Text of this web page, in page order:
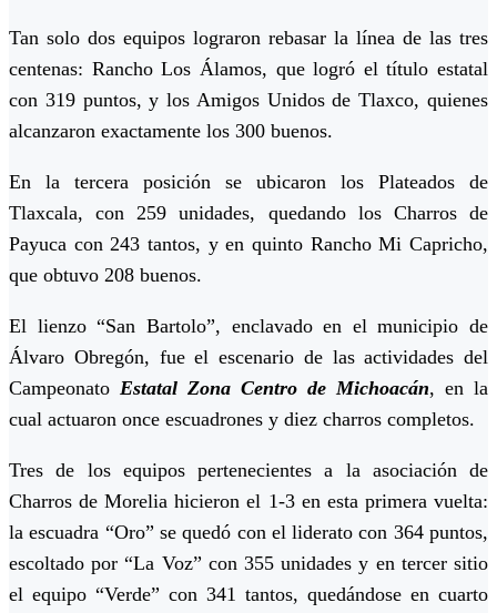
Tan solo dos equipos lograron rebasar la línea de las tres
centenas: Rancho Los Álamos, que logró el título estatal
con 319 puntos, y los Amigos Unidos de Tlaxco, quienes
alcanzaron exactamente los 300 buenos.
En la tercera posición se ubicaron los Plateados de
Tlaxcala, con 259 unidades, quedando los Charros de
Payuca con 243 tantos, y en quinto Rancho Mi Capricho,
que obtuvo 208 buenos.
El lienzo “San Bartolo”, enclavado en el municipio de
Álvaro Obregón, fue el escenario de las actividades del
Campeonato Estatal Zona Centro de Michoacán, en la
cual actuaron once escuadrones y diez charros completos.
Tres de los equipos pertenecientes a la asociación de
Charros de Morelia hicieron el 1-3 en esta primera vuelta:
la escuadra “Oro” se quedó con el liderato con 364 puntos,
escoltado por “La Voz” con 355 unidades y en tercer sitio
el equipo “Verde” con 341 tantos, quedándose en cuarto